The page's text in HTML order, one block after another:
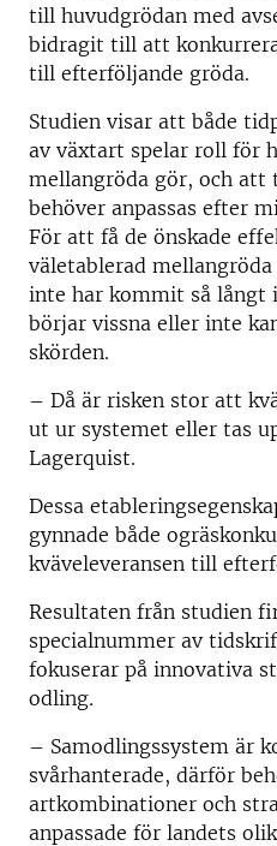
till huvudgrödan med
bidragit till att
till efterföljande gröda.
Studien visar att både
av växtart spelar roll för
mellangröda gör, och att
behöver anpassas efter
För att få de önskade
väletablerad
inte har kommit så långt
börjar vissna eller inte
skörden.
– Då är risken stor att
ut ur systemet eller tas
Lagerquist.
Dessa
gynnade både
kväveleveransen till
Resultaten från studien
specialnummer av
fokuserar på innovativa
odling.
– Samodlingssystem är
svårhanterade, därför
artkombinationer och
anpassade för landets